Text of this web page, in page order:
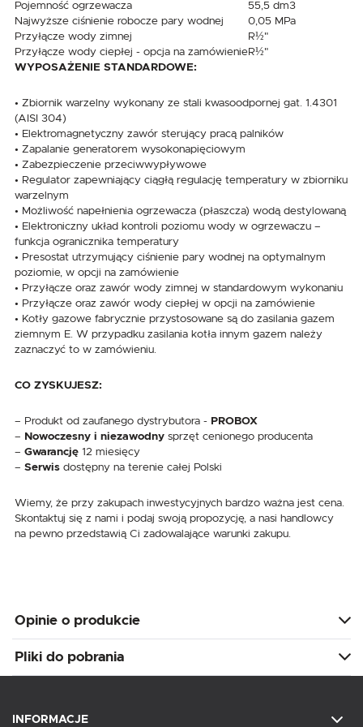
Pojemność ogrzewacza
55,5 dm3
Najwyższe ciśnienie robocze pary wodnej
0,05 MPa
Przyłącze wody zimnej
R½"
Przyłącze wody ciepłej - opcja na zamówienieR½"
WYPOSAŻENIE STANDARDOWE:
• Zbiornik warzelny wykonany ze stali kwasoodpornej gat. 1.4301
(AISI 304)
• Elektromagnetyczny zawór sterujący pracą palników
• Zapalanie generatorem wysokonapięciowym
• Zabezpieczenie przeciwwypływowe
• Regulator zapewniający ciągłą regulację temperatury w zbiorniku
warzelnym
• Możliwość napełnienia ogrzewacza (płaszcza) wodą destylowaną
• Elektroniczny układ kontroli poziomu wody w ogrzewaczu –
funkcja ogranicznika temperatury
• Presostat utrzymujący ciśnienie pary wodnej na optymalnym
poziomie, w opcji na zamówienie
• Przyłącze oraz zawór wody zimnej w standardowym wykonaniu
• Przyłącze oraz zawór wody ciepłej w opcji na zamówienie
• Kotły gazowe fabrycznie przystosowane są do zasilania gazem
ziemnym E. W przypadku zasilania kotła innym gazem należy
zaznaczyć to w zamówieniu.
CO ZYSKUJESZ:
– Produkt od zaufanego dystrybutora - PROBOX
– Nowoczesny i niezawodny sprzęt cenionego producenta
– Gwarancję 12 miesięcy
– Serwis dostępny na terenie całej Polski
Wiemy, że przy zakupach inwestycyjnych bardzo ważna jest cena.
Skontaktuj się z nami i podaj swoją propozycję, a nasi handlowcy
na pewno przedstawią Ci zadowalające warunki zakupu.
Opinie o produkcie
Pliki do pobrania
INFORMACJE